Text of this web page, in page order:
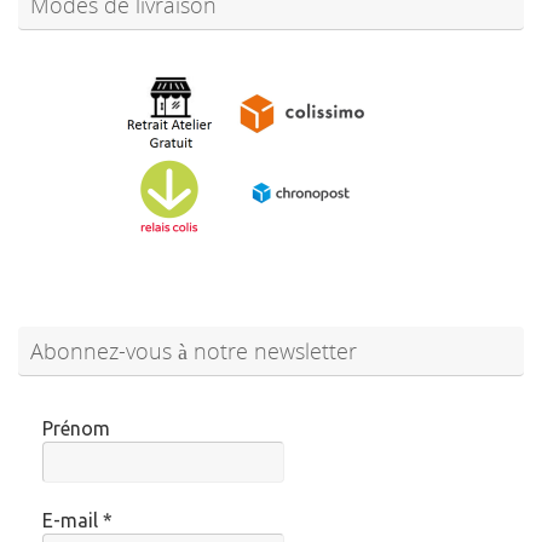
Abonnez-vous à notre newsletter
Prénom
E-mail *